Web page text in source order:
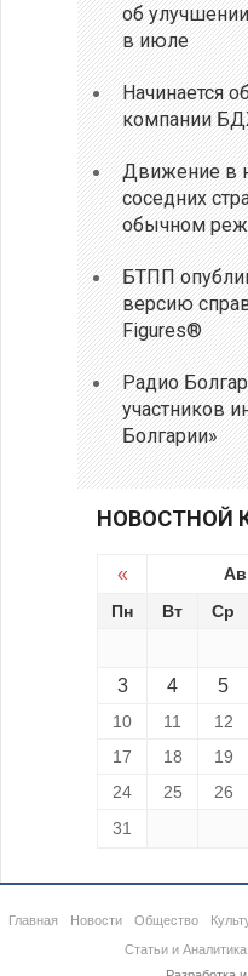
об
в июле
Начинается
компании
Движение в
соседних
обычном
БТПП
версию
Figures®
Радио
участников
Болгарии»
НОВОСТНОЙ
«
Пн Вт Ср
3 4 5
10
11 12
17
18 19
24
25 26
31
Главная Новости Общество
Статьи и Аналитика